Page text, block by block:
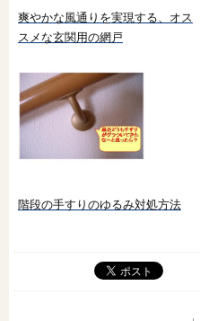
爽やかな風通りを実現する、オス
スメな玄関用の網戸
階段の手すりのゆるみ対処方法